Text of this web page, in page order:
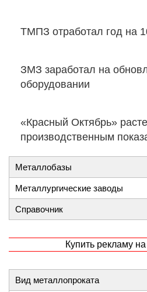
ТМПЗ отработал год на
ЗМЗ заработал на
оборудовании
«Красный Октябрь»
производственным
Металлобазы
Металлургические заводы
Справочник
Купить рекламу
Вид металлопроката